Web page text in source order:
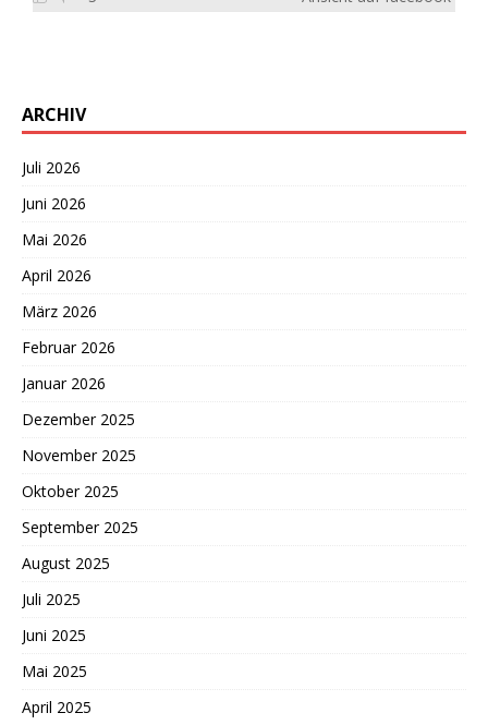
ARCHIV
Juli 2026
Juni 2026
Mai 2026
April 2026
März 2026
Februar 2026
Januar 2026
Dezember 2025
November 2025
Oktober 2025
September 2025
August 2025
Juli 2025
Juni 2025
Mai 2025
April 2025